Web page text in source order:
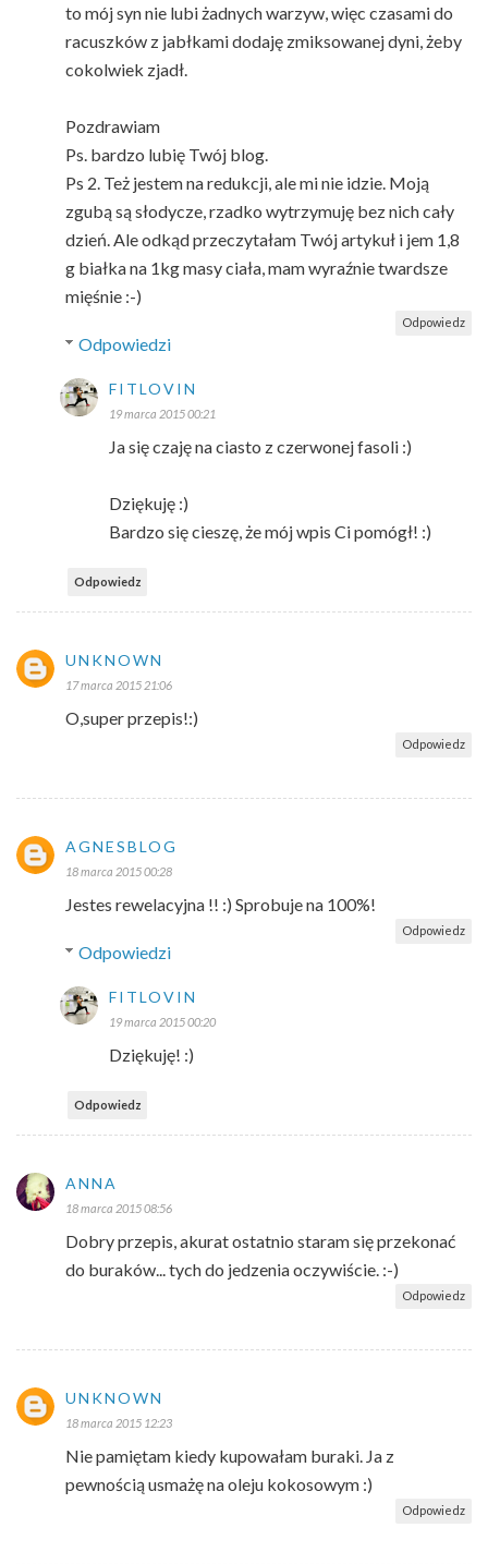
to mój syn nie lubi żadnych warzyw, więc czasami do
racuszków z jabłkami dodaję zmiksowanej dyni, żeby
cokolwiek zjadł.
Pozdrawiam
Ps. bardzo lubię Twój blog.
Ps 2. Też jestem na redukcji, ale mi nie idzie. Moją
zgubą są słodycze, rzadko wytrzymuję bez nich cały
dzień. Ale odkąd przeczytałam Twój artykuł i jem 1,8
g białka na 1kg masy ciała, mam wyraźnie twardsze
mięśnie :-)
Odpowiedz
Odpowiedzi
FITLOVIN
19 marca 2015 00:21
Ja się czaję na ciasto z czerwonej fasoli :)
Dziękuję :)
Bardzo się cieszę, że mój wpis Ci pomógł! :)
Odpowiedz
UNKNOWN
17 marca 2015 21:06
O,super przepis!:)
Odpowiedz
AGNESBLOG
18 marca 2015 00:28
Jestes rewelacyjna !! :) Sprobuje na 100%!
Odpowiedz
Odpowiedzi
FITLOVIN
19 marca 2015 00:20
Dziękuję! :)
Odpowiedz
ANNA
18 marca 2015 08:56
Dobry przepis, akurat ostatnio staram się przekonać
do buraków... tych do jedzenia oczywiście. :-)
Odpowiedz
UNKNOWN
18 marca 2015 12:23
Nie pamiętam kiedy kupowałam buraki. Ja z
pewnością usmażę na oleju kokosowym :)
Odpowiedz